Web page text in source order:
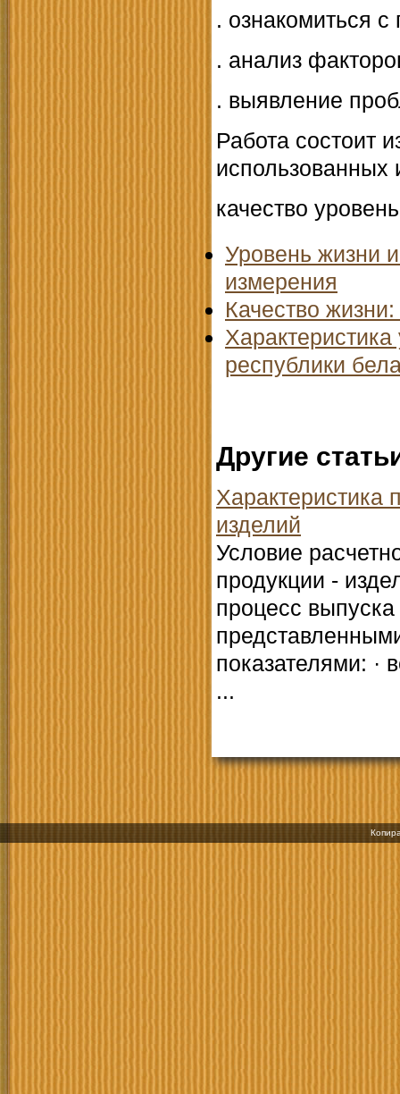
. ознакомиться
. анализ
. выявление
Работа состоит
использованных
качество
Уровень жизни
измерения
Качество
республики
Другие
Характеристика
изделий
Условие
продукции -
процесс
показателями: ·
...